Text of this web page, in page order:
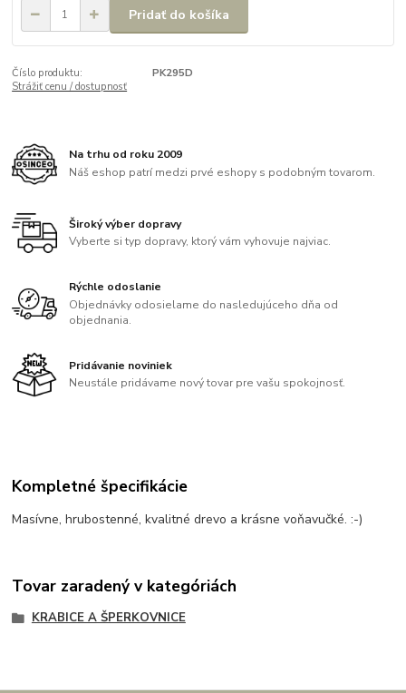
Pridať do košíka
Číslo produktu:
PK295D
Strážiť cenu / dostupnosť
Na trhu od roku 2009
Náš eshop patrí medzi prvé eshopy s podobným tovarom.
Široký výber dopravy
Vyberte si typ dopravy, ktorý vám vyhovuje najviac.
Rýchle odoslanie
Objednávky odosielame do nasledujúceho dňa od
objednania.
Pridávanie noviniek
Neustále pridávame nový tovar pre vašu spokojnosť.
Kompletné špecifikácie
Masívne, hrubostenné, kvalitné drevo a krásne voňavučké. :-)
Tovar zaradený v kategóriách
KRABICE A ŠPERKOVNICE